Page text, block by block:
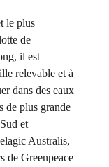
le plus
de
il est
relevable et à
dans des eaux
de plus grande
et
Australis,
de Greenpeace